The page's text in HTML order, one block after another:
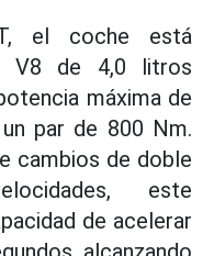
el coche está
V8 de 4,0 litros
máxima de
par de 800 Nm.
cambios de doble
este
de acelerar